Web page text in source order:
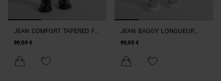
JEAN COMFORT TAPERED FIT
« KURT » EN DENIM
99,00 €
JEAN BAGGY LONGUEUR
CHEVILLE « DORIS » EN
99,00 €